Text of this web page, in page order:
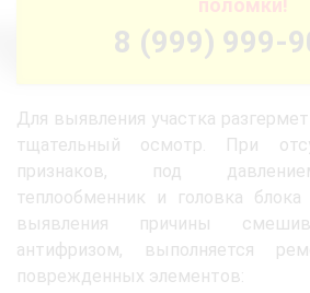
поломки!
8 (999) 999-
Для выявления участка
тщательный осмотр. При
признаков, под
теплообменник и головка
выявления причины
антифризом, выполняется
поврежденных элементов: